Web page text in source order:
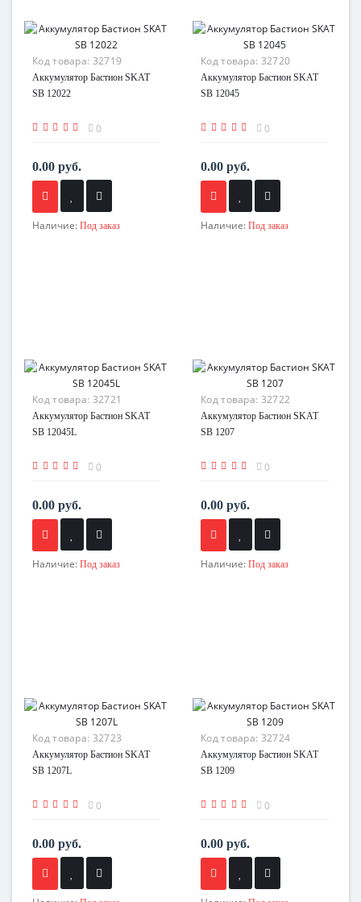
Код товара: 32719
Аккумулятор Бастион SKAT
SB 12022
0
0.00 руб.
Наличие: Под заказ
Код товара: 32720
Аккумулятор Бастион SKAT
SB 12045
0
0.00 руб.
Наличие: Под заказ
Код товара: 32721
Аккумулятор Бастион SKAT
SB 12045L
0
0.00 руб.
Наличие: Под заказ
Код товара: 32722
Аккумулятор Бастион SKAT
SB 1207
0
0.00 руб.
Наличие: Под заказ
Код товара: 32723
Аккумулятор Бастион SKAT
SB 1207L
0
0.00 руб.
Код товара: 32724
Аккумулятор Бастион SKAT
SB 1209
0
0.00 руб.